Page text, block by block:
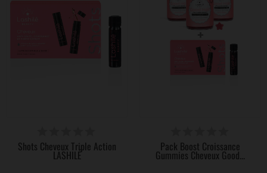
Shots Cheveux Triple Action
LASHILÉ
Pack Boost Croissance
Gummies Cheveux Good...